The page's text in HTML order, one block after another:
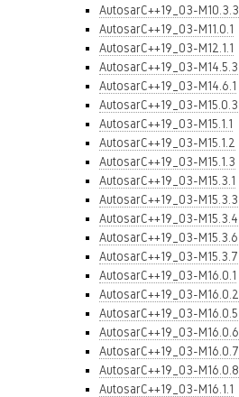
AutosarC++19_03-M10.3.3
AutosarC++19_03-M11.0.1
AutosarC++19_03-M12.1.1
AutosarC++19_03-M14.5.3
AutosarC++19_03-M14.6.1
AutosarC++19_03-M15.0.3
AutosarC++19_03-M15.1.1
AutosarC++19_03-M15.1.2
AutosarC++19_03-M15.1.3
AutosarC++19_03-M15.3.1
AutosarC++19_03-M15.3.3
AutosarC++19_03-M15.3.4
AutosarC++19_03-M15.3.6
AutosarC++19_03-M15.3.7
AutosarC++19_03-M16.0.1
AutosarC++19_03-M16.0.2
AutosarC++19_03-M16.0.5
AutosarC++19_03-M16.0.6
AutosarC++19_03-M16.0.7
AutosarC++19_03-M16.0.8
AutosarC++19_03-M16.1.1